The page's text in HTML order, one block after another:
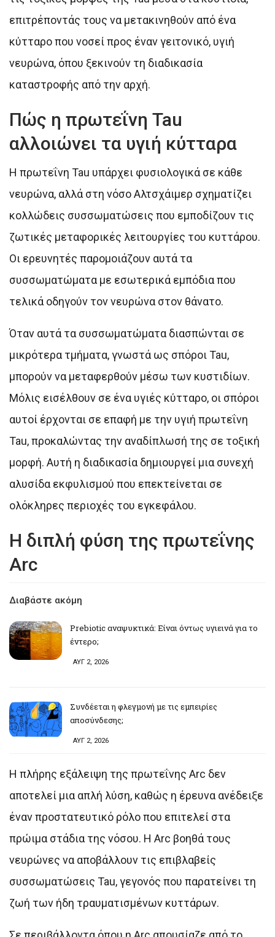
επιτρέποντάς τους να μετακινηθούν από ένα
κύτταρο που νοσεί προς έναν γειτονικό, υγιή
νευρώνα, όπου ξεκινούν τη διαδικασία
καταστροφής από την αρχή.
Πώς η πρωτεΐνη Tau
αλλοιώνει τα υγιή κύτταρα
Η πρωτεΐνη Tau υπάρχει φυσιολογικά σε κάθε
νευρώνα, αλλά στη νόσο Αλτσχάιμερ σχηματίζει
κολλώδεις συσσωματώσεις που εμποδίζουν τις
ζωτικές μεταφορικές λειτουργίες του κυττάρου.
Οι ερευνητές παρομοιάζουν αυτά τα
συσσωματώματα με εσωτερικά εμπόδια που
τελικά οδηγούν τον νευρώνα στον θάνατο.
Όταν αυτά τα συσσωματώματα διασπώνται σε
μικρότερα τμήματα, γνωστά ως σπόροι Tau,
μπορούν να μεταφερθούν μέσω των κυστιδίων.
Μόλις εισέλθουν σε ένα υγιές κύτταρο, οι σπόροι
αυτοί έρχονται σε επαφή με την υγιή πρωτεΐνη
Tau, προκαλώντας την αναδίπλωσή της σε τοξική
μορφή. Αυτή η διαδικασία δημιουργεί μια συνεχή
αλυσίδα εκφυλισμού που επεκτείνεται σε
ολόκληρες περιοχές του εγκεφάλου.
Η διπλή φύση της πρωτεΐνης
Arc
Διαβάστε ακόμη
Prebiotic αναψυκτικά: Είναι όντως υγιεινά για το
έντερο;
ΑΥΓ 2, 2026
Συνδέεται η φλεγμονή με τις εμπειρίες
αποσύνδεσης;
ΑΥΓ 2, 2026
Η πλήρης εξάλειψη της πρωτεΐνης Arc δεν
αποτελεί μια απλή λύση, καθώς η έρευνα ανέδειξε
έναν προστατευτικό ρόλο που επιτελεί στα
πρώιμα στάδια της νόσου. Η Arc βοηθά τους
νευρώνες να αποβάλλουν τις επιβλαβείς
συσσωματώσεις Tau, γεγονός που παρατείνει τη
ζωή των ήδη τραυματισμένων κυττάρων.